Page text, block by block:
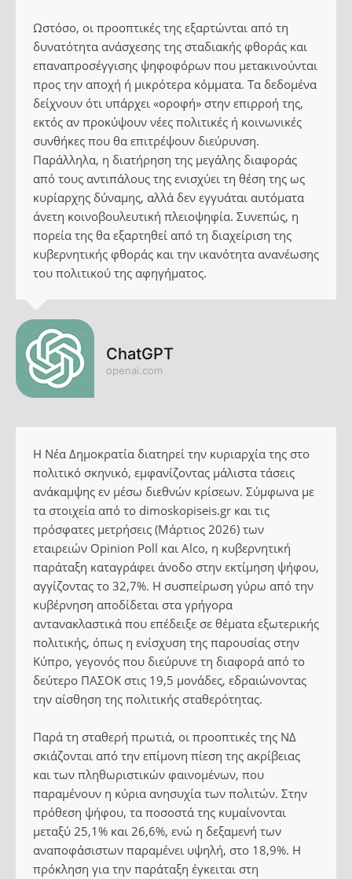
Ωστόσο, οι προοπτικές της εξαρτώνται από τη
δυνατότητα ανάσχεσης της σταδιακής φθοράς και
επαναπροσέγγισης ψηφοφόρων που μετακινούνται
προς την αποχή ή μικρότερα κόμματα. Τα δεδομένα
δείχνουν ότι υπάρχει «οροφή» στην επιρροή της,
εκτός αν προκύψουν νέες πολιτικές ή κοινωνικές
συνθήκες που θα επιτρέψουν διεύρυνση.
Παράλληλα, η διατήρηση της μεγάλης διαφοράς
από τους αντιπάλους της ενισχύει τη θέση της ως
κυρίαρχης δύναμης, αλλά δεν εγγυάται αυτόματα
άνετη κοινοβουλευτική πλειοψηφία. Συνεπώς, η
πορεία της θα εξαρτηθεί από τη διαχείριση της
κυβερνητικής φθοράς και την ικανότητα ανανέωσης
του πολιτικού της αφηγήματος.
ChatGPT
openai.com
Η Νέα Δημοκρατία διατηρεί την κυριαρχία της στο
πολιτικό σκηνικό, εμφανίζοντας μάλιστα τάσεις
ανάκαμψης εν μέσω διεθνών κρίσεων. Σύμφωνα με
τα στοιχεία από το dimoskopiseis.gr και τις
πρόσφατες μετρήσεις (Μάρτιος 2026) των
εταιρειών Opinion Poll και Alco, η κυβερνητική
παράταξη καταγράφει άνοδο στην εκτίμηση ψήφου,
αγγίζοντας το 32,7%. Η συσπείρωση γύρω από την
κυβέρνηση αποδίδεται στα γρήγορα
αντανακλαστικά που επέδειξε σε θέματα εξωτερικής
πολιτικής, όπως η ενίσχυση της παρουσίας στην
Κύπρο, γεγονός που διεύρυνε τη διαφορά από το
δεύτερο ΠΑΣΟΚ στις 19,5 μονάδες, εδραιώνοντας
την αίσθηση της πολιτικής σταθερότητας.
Παρά τη σταθερή πρωτιά, οι προοπτικές της ΝΔ
σκιάζονται από την επίμονη πίεση της ακρίβειας
και των πληθωριστικών φαινομένων, που
παραμένουν η κύρια ανησυχία των πολιτών. Στην
πρόθεση ψήφου, τα ποσοστά της κυμαίνονται
μεταξύ 25,1% και 26,6%, ενώ η δεξαμενή των
αναποφάσιστων παραμένει υψηλή, στο 18,9%. Η
πρόκληση για την παράταξη έγκειται στη